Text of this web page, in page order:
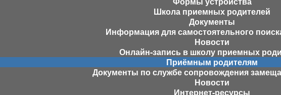
Школа приемных родителей
Документы
Информация для самостоятельного
Новости
Онлайн-запись в школу приемных
Приёмным родителям
Документы по службе сопровождения
Новости
Интернет-ресурсы